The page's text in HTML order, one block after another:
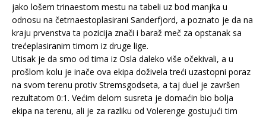
jako lošem trinaestom mestu na tabeli uz bod manjka u
odnosu na četrnaestoplasirani Sanderfjord, a poznato je da na
kraju prvenstva ta pozicija znači i baraž meč za opstanak sa
trećeplasiranim timom iz druge lige.
Utisak je da smo od tima iz Osla daleko više očekivali, a u
prošlom kolu je inače ova ekipa doživela treći uzastopni poraz
na svom terenu protiv Stremsgodseta, a taj duel je završen
rezultatom 0:1. Većim delom susreta je domaćin bio bolja
ekipa na terenu, ali je za razliku od Volerenge gostujući tim